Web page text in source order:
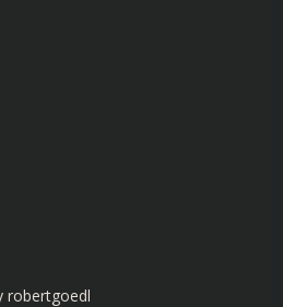
robertgoedl